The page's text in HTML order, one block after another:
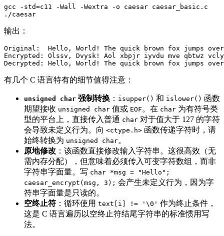
gcc -std=c11 -Wall -Wextra -o caesar caesar_basic.c
输出：
Original:  Hello, World! The quick brown fox jumps
Encrypted: Olssv, Dvysk! Aol xbpjr iyvdu mve qbtwz
有几个 C 语言特有的细节值得注意：
unsigned char 强制转换 ： isupper() 和 islower() 函数
期望接收 unsigned char 值或 EOF 。在 char 为有符号类
型的平台上，直接传入普通 char 对于值大于 127 的字符
会导致未定义行为。向 <ctype.h> 函数传递字符时，请
始终转换为 unsigned char。
原地修改 ：该函数直接修改输入字符串。这很高效（无
需内存分配），但意味着必须传入可变字符数组，而非
字符串字面量。写 char *msg = "Hello";
caesar_encrypt(msg, 3); 会产生未定义行为，因为字
符串字面量是只读的。
空终止符 ：循环使用 text[i] != '\0' 作为终止条件，
这是 C 语言遍历以空终止符结尾字符串的标准惯用写
法。